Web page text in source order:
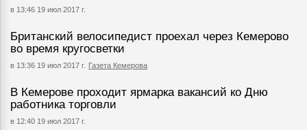
в 13:46 19 июл 2017 г.
Британский велосипедист проехал через Кемерово
во время кругосветки
в 13:36 19 июл 2017 г. Газета Кемерова
В Кемерове проходит ярмарка вакансий ко Дню
работника торговли
в 12:40 19 июл 2017 г.